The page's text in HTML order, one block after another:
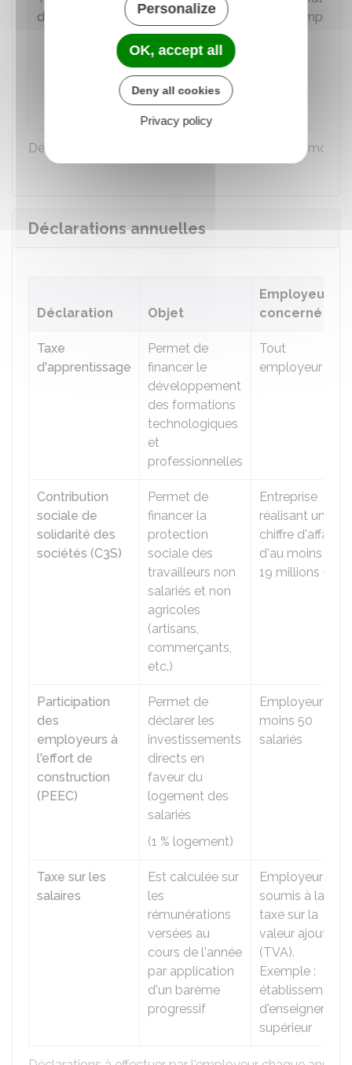
Déclarations à effectuer par l'employeur chaque mois
d'apprentissage
développement des
formations
technologiques et
professionnelles
Déclarations annuelles
Déclaration Objet
Employeur
concerné
Taxe
d'apprentissage
Permet de
financer le
développement
des formations
technologiques
et
professionnelles
Tout
employeur
Contribution
sociale de
solidarité des
sociétés (C3S)
Permet de
financer la
protection
sociale des
travailleurs non
salariés et non
agricoles
(artisans,
commerçants,
etc.)
Entreprise
réalisant un
chiffre d'affaires
d'au moins
19 millions €
Participation
des
employeurs à
l'effort de
construction
(PEEC)
Permet de
déclarer les
investissements
directs en
faveur du
logement des
salariés
(1 % logement)
Employeur d'au
moins 50
salariés
Taxe sur les
salaires
Est calculée sur
les
rémunérations
versées au
cours de l'année
par application
d'un barème
progressif
Employeur non
soumis à la
taxe sur la
valeur ajoutée
(TVA).
Exemple :
établissement
d'enseignement
supérieur
Personalize
OK, accept all
Deny all cookies
Privacy policy